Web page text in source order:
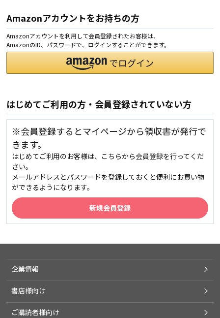
Amazonアカウントをお持ちの方
Amazonアカウントを利用して会員登録されたお客様は、
AmazonのID、パスワードで、ログインすることができます。
はじめてご利用の方・会員登録されていない方
※会員登録するとマイページから領収書が発行で
きます。
はじめてご利用のお客様は、こちらから会員登録を行ってくだ
さい。
メールアドレスとパスワードを登録しておくと便利にお買い物
ができるようになります。
企業情報
書店様向け
ご購読者様向け